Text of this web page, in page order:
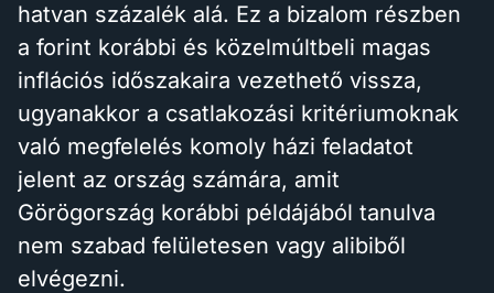
hatvan százalék alá. Ez a bizalom részben
a forint korábbi és közelmúltbeli magas
inflációs időszakaira vezethető vissza,
ugyanakkor a csatlakozási kritériumoknak
való megfelelés komoly házi feladatot
jelent az ország számára, amit
Görögország korábbi példájából tanulva
nem szabad felületesen vagy alibiből
elvégezni.